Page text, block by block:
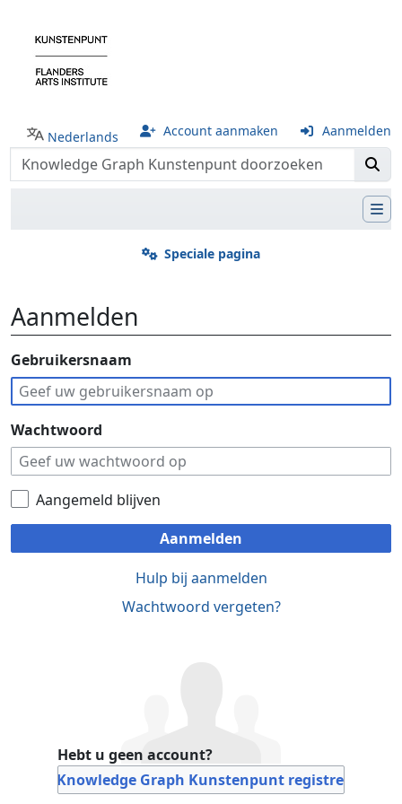
Nederlands Account aanmaken Aanmelden
Speciale pagina
Aanmelden
Ga naar:navigatie,
Gebruikersnaam
Wachtwoord
Aangemeld blijven
Aanmelden
Hulp bij aanmelden
Wachtwoord vergeten?
Hebt u geen account?
Bij Knowledge Graph Kunstenpunt registreren